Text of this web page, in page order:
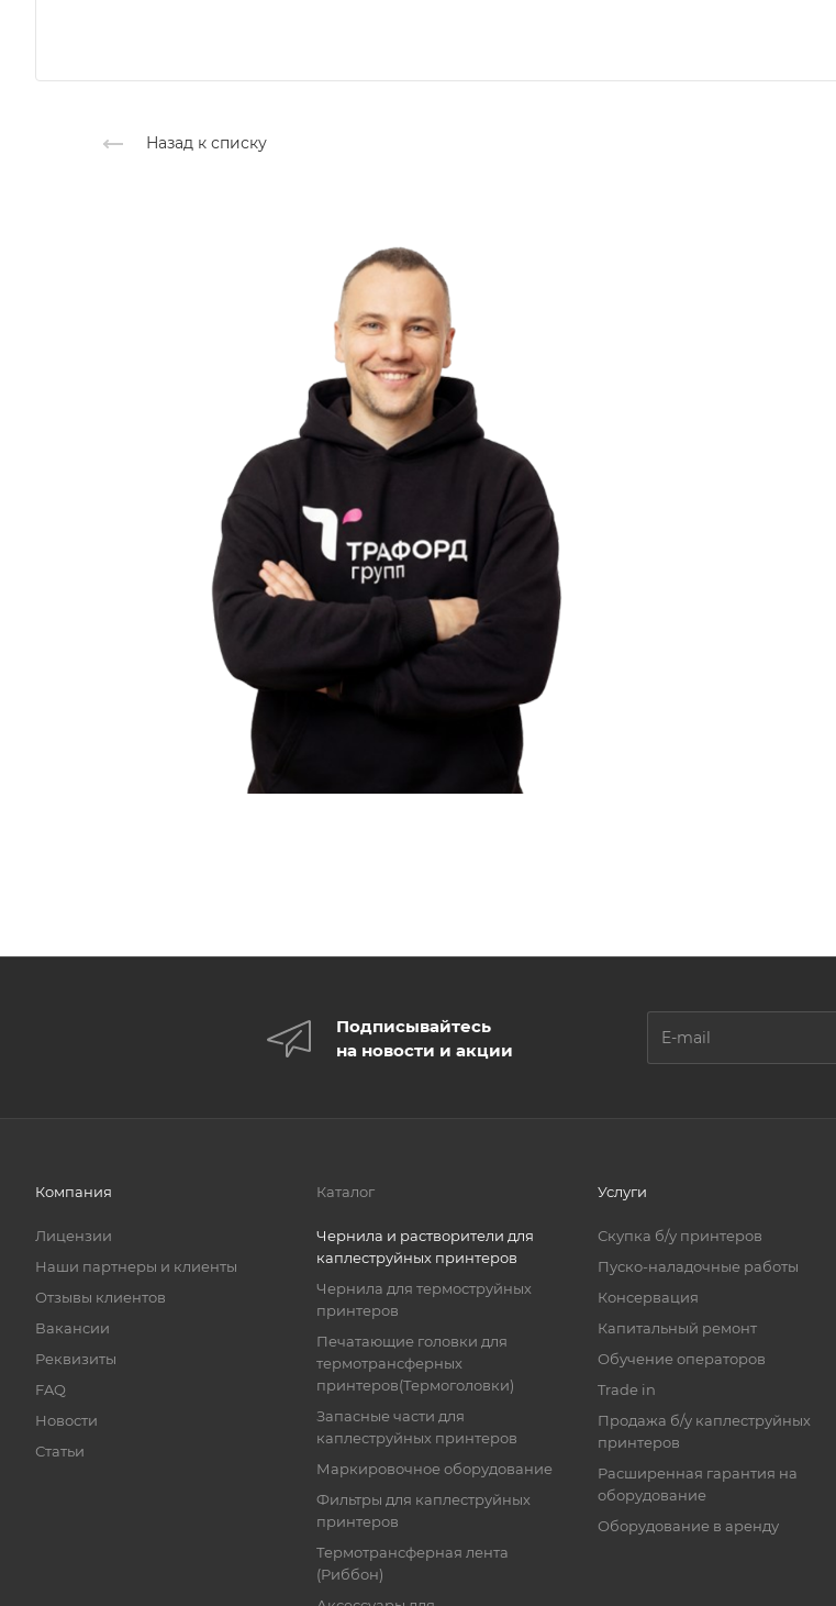
Назад к списку
Подписывайтесь
на новости и акции
Компания
Лицензии
Наши партнеры и клиенты
Отзывы клиентов
Вакансии
Реквизиты
FAQ
Новости
Статьи
Каталог
Чернила и растворители для
каплеструйных принтеров
Чернила для термоструйных
принтеров
Печатающие головки для
термотрансферных
принтеров(Термоголовки)
Запасные части для
каплеструйных принтеров
Маркировочное оборудование
Фильтры для каплеструйных
принтеров
Термотрансферная лента
(Риббон)
Услуги
Скупка б/у принтеров
Пуско-наладочные работы
Консервация
Капитальный ремонт
Обучение операторов
Trade in
Продажа б/у каплеструйных
принтеров
Расширенная гарантия на
оборудование
Оборудование в аренду